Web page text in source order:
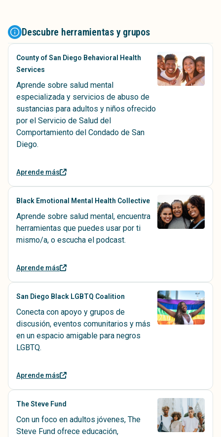
Descubre herramientas y grupos
County of San Diego Behavioral Health
Services
Aprende sobre salud mental
especializada y servicios de abuso de
sustancias para adultos y niños ofrecido
por el Servicio de Salud del
Comportamiento del Condado de San
Diego.
Aprende más
Black Emotional Mental Health Collective
Aprende sobre salud mental, encuentra
herramientas que puedes usar por ti
mismo/a, o escucha el podcast.
Aprende más
San Diego Black LGBTQ Coalition
Conecta con apoyo y grupos de
discusión, eventos comunitarios y más
en un espacio amigable para negros
LGBTQ.
Aprende más
The Steve Fund
Con un foco en adultos jóvenes, The
Steve Fund ofrece educación,